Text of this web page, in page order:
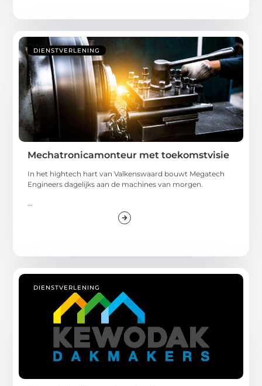
DIENSTVERLENING
Mechatronicamonteur met toekomstvisie
In het hightech hart van Valkenswaard bouwt Megatech
Engineers dagelijks aan de machines van morgen.
...
DIENSTVERLENING